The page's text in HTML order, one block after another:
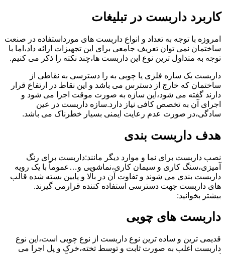
کاربرد داربست در تبلیغات
امروزه با توجه به تعداد و انواع داربست های مورداستفاده در صنعت
ساختمان نمی توان تعریف جامعی برای این تجهیزات ارائه داد،اما با
توجه به متداول ترین نوع این داربست ها،چند نکته را ذکر می کنیم.
داربست یک سازه فلزی یا چوبی به را دسترسی به نقاطی از
ساختمان که خارج از دسترس می باشد و این نقاط در ارتفاع قرار
دارند گفته می شود،این سازه به صورت موقت اجرا می شود و
اجرای آن به تخصص کافی نیاز دارد.سازه داربست در عین
سادگی،در صورت عدم رعایت ایمنی بسیار خطرناک می باشد.
هدف داربست بندی
نصب داربست برای نما و موارد دیگر مانند:داربست برای رنگ
آمیزی،سنگ کاری و سیمان کاری،نماشویی و…عموماً با یک رویه
داربست بندی می شوند و تفاوت آن در بالا و پایین بسته شده قالب
های داربست جهت دسترسی استفاده کننده قرارمی گیرند.
بیشتر بخوانید:
داربست های چوبی
قدیمی ترین و ساده ترین نوع داربست از نوع چوبی است،این نوع
داربست اغلب به صورت ثابت و توسط تخته،خرک و پل اجرا می